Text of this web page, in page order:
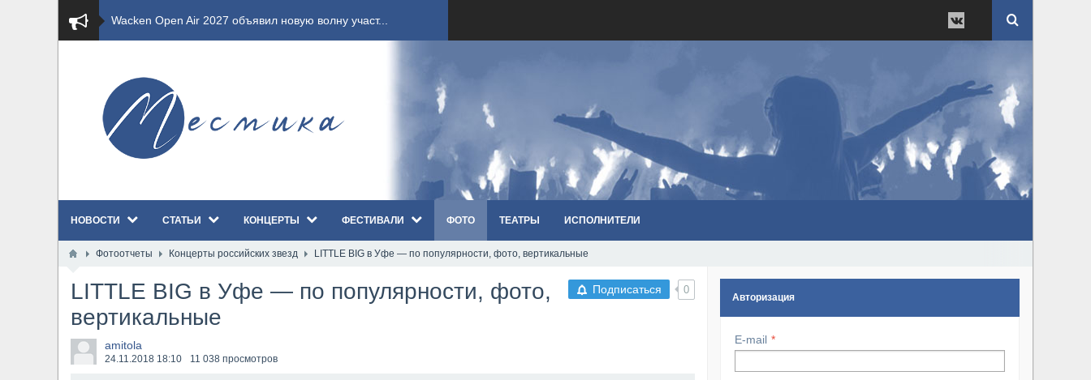
​Wacken Open Air 2027 объявил новую волну участ...
​Wacken Open Air 2026 полностью распродан
GHOST возвращаются на большие экраны с новым ко...
​Wacken Open Air 2026: открыт новый портал Cash...
Всероссийский рок-фестиваль HAMMER FEST впервые...
XANDRIA представили новый сингл под названием «...
НОВОСТИ СТАТЬИ КОНЦЕРТЫ ФЕСТИВАЛИ ФОТО ТЕАТРЫ ИСПОЛНИТЕЛИ
Фотоотчеты Концерты российских звезд LITTLE BIG в Уфе — по популярности, фото, вертикальные
Подписаться 0
LITTLE BIG в Уфе — по популярности, фото,
вертикальные
amitola
24.11.2018 18:10 11 038 просмотров
Авторизация
E-mail